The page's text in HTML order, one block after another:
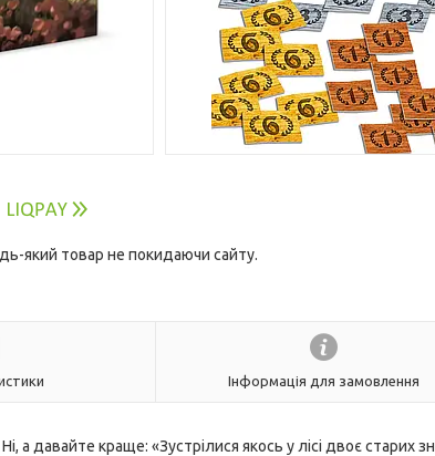
який товар не покидаючи сайту.
Інформація для замовлення
краще: «Зустрілися якось у лісі двоє старих